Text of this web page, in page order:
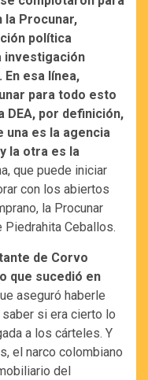
la Procunar,
política
investigación
esa línea,
para todo esto
DEA, por definición,
una es la agencia
la otra es la
que puede iniciar
con los abiertos
la Procunar
Ceballos.
de Corvo
que sucedió en
aseguró haberle
si era cierto lo
a los cárteles. Y
el narco colombiano
del